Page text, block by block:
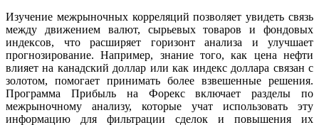
Изучение межрыночных корреляций позволяет увидеть связь
между движением валют, сырьевых товаров и фондовых
индексов, что расширяет горизонт анализа и улучшает
прогнозирование. Например, знание того, как цена нефти
влияет на канадский доллар или как индекс доллара связан с
золотом, помогает принимать более взвешенные решения.
Программа Прибыль на Форекс включает разделы по
межрыночному анализу, которые учат использовать эту
информацию для фильтрации сделок и повышения их